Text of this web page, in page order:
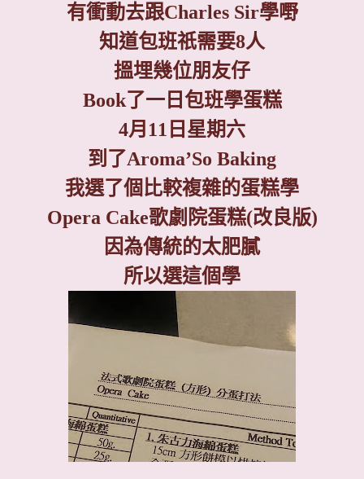
有衝動去跟Charles Sir學嘢
知道包班祇需要8人
搵埋幾位朋友仔
Book了一日包班學蛋糕
4月 11 日星期六
到了Aroma’So Baking
我選了個比較複雜的蛋糕學
Opera Cake歌劇院蛋糕(改良版)
因為傳統的太肥膩
所以選這個學